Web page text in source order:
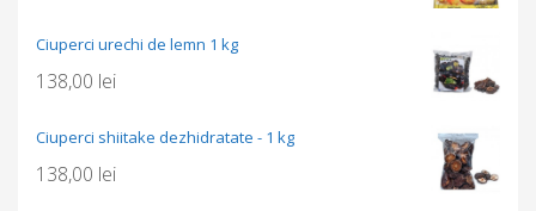
Ciuperci urechi de lemn 1 kg
138,00 lei
Ciuperci shiitake dezhidratate - 1 kg
138,00 lei